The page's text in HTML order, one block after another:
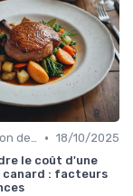
Optimisation des coûts • 18/10/2025
le coût d'une
canard : facteurs